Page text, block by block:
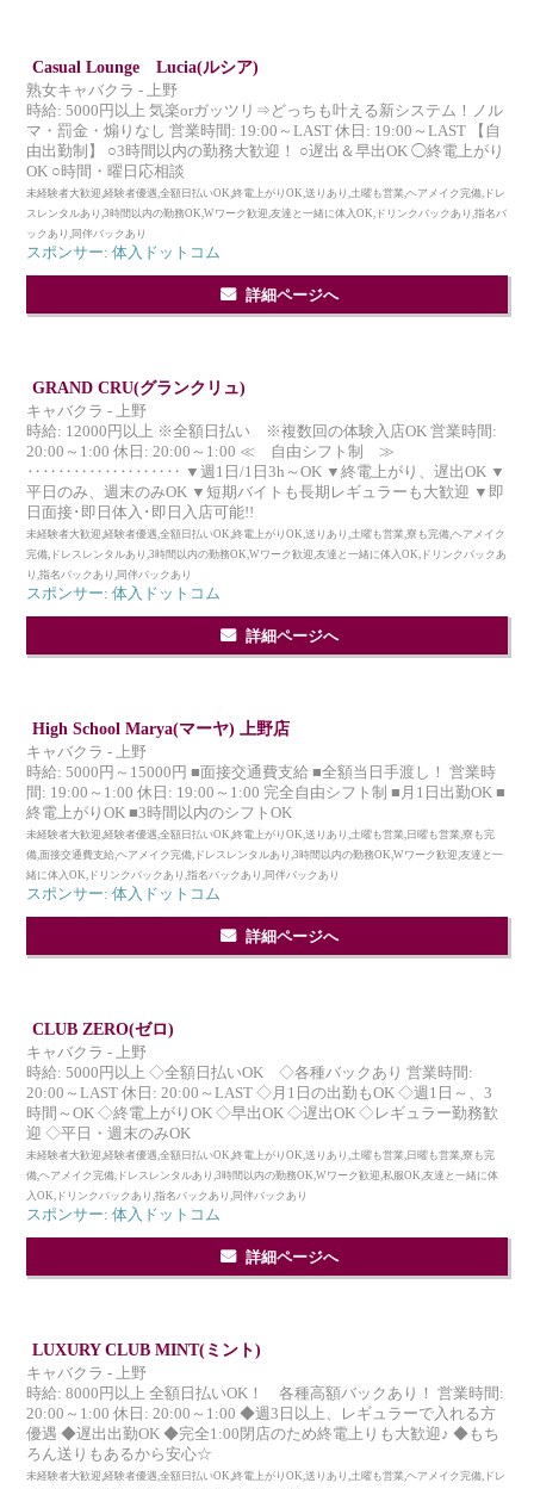
Casual Lounge Lucia(ルシア)
熟女キャバクラ - 上野
時給: 5000円以上 気楽orガッツリ⇒どっちも叶える新システム！ノル
マ・罰金・煽りなし 営業時間: 19:00～LAST 休日: 19:00～LAST 【自
由出勤制】 ○3時間以内の勤務大歓迎！ ○遅出＆早出OK ◯終電上がり
OK ○時間・曜日応相談
未経験者大歓迎,経験者優遇,全額日払いOK,終電上がりOK,送りあり,土曜も営業,ヘアメイク完備,ドレ
スレンタルあり,3時間以内の勤務OK,Wワーク歓迎,友達と一緒に体入OK,ドリンクバックあり,指名バ
ックあり,同伴バックあり
スポンサー: 体入ドットコム
詳細ページへ
GRAND CRU(グランクリュ)
キャバクラ - 上野
時給: 12000円以上 ※全額日払い ※複数回の体験入店OK 営業時間:
20:00～1:00 休日: 20:00～1:00 ≪ 自由シフト制 ≫
‥‥‥‥‥‥‥‥‥‥ ▼週1日/1日3h～OK ▼終電上がり、遅出OK ▼
平日のみ、週末のみOK ▼短期バイトも長期レギュラーも大歓迎 ▼即
日面接･即日体入･即日入店可能!!
未経験者大歓迎,経験者優遇,全額日払いOK,終電上がりOK,送りあり,土曜も営業,寮も完備,ヘアメイク
完備,ドレスレンタルあり,3時間以内の勤務OK,Wワーク歓迎,友達と一緒に体入OK,ドリンクバックあ
り,指名バックあり,同伴バックあり
スポンサー: 体入ドットコム
詳細ページへ
High School Marya(マーヤ) 上野店
キャバクラ - 上野
時給: 5000円～15000円 ■面接交通費支給 ■全額当日手渡し！ 営業時
間: 19:00～1:00 休日: 19:00～1:00 完全自由シフト制 ■月1日出勤OK ■
終電上がりOK ■3時間以内のシフトOK
未経験者大歓迎,経験者優遇,全額日払いOK,終電上がりOK,送りあり,土曜も営業,日曜も営業,寮も完
備,面接交通費支給,ヘアメイク完備,ドレスレンタルあり,3時間以内の勤務OK,Wワーク歓迎,友達と一
緒に体入OK,ドリンクバックあり,指名バックあり,同伴バックあり
スポンサー: 体入ドットコム
詳細ページへ
CLUB ZERO(ゼロ)
キャバクラ - 上野
時給: 5000円以上 ◇全額日払いOK ◇各種バックあり 営業時間:
20:00～LAST 休日: 20:00～LAST ◇月1日の出勤もOK ◇週1日～、3
時間～OK ◇終電上がりOK ◇早出OK ◇遅出OK ◇レギュラー勤務歓
迎 ◇平日・週末のみOK
未経験者大歓迎,経験者優遇,全額日払いOK,終電上がりOK,送りあり,土曜も営業,日曜も営業,寮も完
備,ヘアメイク完備,ドレスレンタルあり,3時間以内の勤務OK,Wワーク歓迎,私服OK,友達と一緒に体
入OK,ドリンクバックあり,指名バックあり,同伴バックあり
スポンサー: 体入ドットコム
詳細ページへ
LUXURY CLUB MINT(ミント)
キャバクラ - 上野
時給: 8000円以上 全額日払いOK！ 各種高額バックあり！ 営業時間:
20:00～1:00 休日: 20:00～1:00 ◆週3日以上、レギュラーで入れる方
優遇 ◆遅出出勤OK ◆完全1:00閉店のため終電上りも大歓迎♪ ◆もち
ろん送りもあるから安心☆
未経験者大歓迎,経験者優遇,全額日払いOK,終電上がりOK,送りあり,土曜も営業,ヘアメイク完備,ドレ